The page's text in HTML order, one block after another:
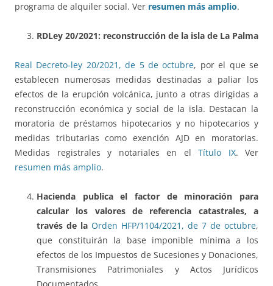
programa de alquiler social. Ver resumen más amplio.
RDLey 20/2021: reconstrucción de la isla de La Palma
Real Decreto-ley 20/2021, de 5 de octubre, por el que se
establecen numerosas medidas destinadas a paliar los
efectos de la erupción volcánica, junto a otras dirigidas a
reconstrucción económica y social de la isla. Destacan la
moratoria de préstamos hipotecarios y no hipotecarios y
medidas tributarias como exención AJD en moratorias.
Medidas registrales y notariales en el Título IX. Ver
resumen más amplio.
Hacienda publica el factor de minoración para
calcular los valores de referencia catastrales, a
través de la Orden HFP/1104/2021, de 7 de octubre,
que constituirán la base imponible mínima a los
efectos de los Impuestos de Sucesiones y Donaciones,
Transmisiones Patrimoniales y Actos Jurídicos